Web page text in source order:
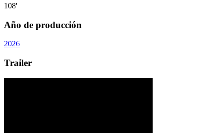
108'
Año de producción
2026
Trailer